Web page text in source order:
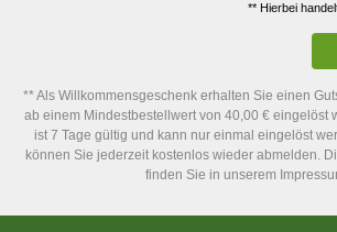
** Hierbei
** Als Willkommensgeschenk erhalten Sie einen
ab einem Mindestbestellwert von 40,00 € eingelöst
ist 7 Tage gültig und kann nur einmal eingelöst
können Sie jederzeit kostenlos wieder abmelden.
finden Sie in unserem